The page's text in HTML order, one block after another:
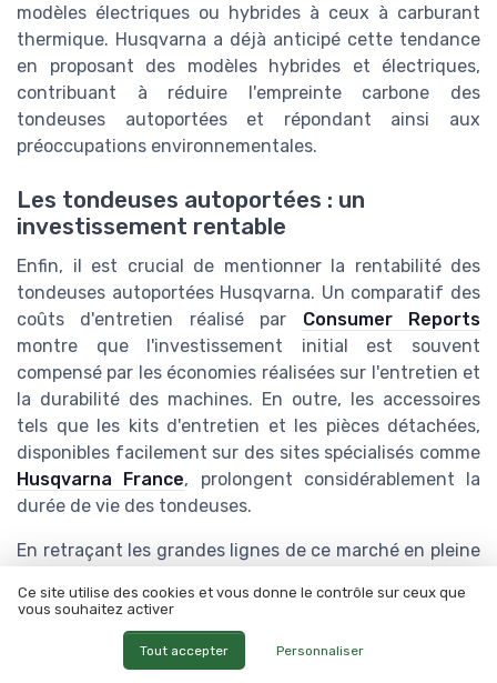
modèles électriques ou hybrides à ceux à carburant
thermique. Husqvarna a déjà anticipé cette tendance
en proposant des modèles hybrides et électriques,
contribuant à réduire l'empreinte carbone des
tondeuses autoportées et répondant ainsi aux
préoccupations environnementales.
Les tondeuses autoportées : un
investissement rentable
Enfin, il est crucial de mentionner la rentabilité des
tondeuses autoportées Husqvarna. Un comparatif des
coûts d'entretien réalisé par Consumer Reports
montre que l'investissement initial est souvent
compensé par les économies réalisées sur l'entretien et
la durabilité des machines. En outre, les accessoires
tels que les kits d'entretien et les pièces détachées,
disponibles facilement sur des sites spécialisés comme
Husqvarna France, prolongent considérablement la
durée de vie des tondeuses.
En retraçant les grandes lignes de ce marché en pleine
innovations technologiques, ses produits fiables et
performants, et son engagement environnemental,
continue de séduire les jardiniers amateurs et
Ce site utilise des cookies et vous donne le contrôle sur ceux que
vous souhaitez activer
Tout accepter Personnaliser